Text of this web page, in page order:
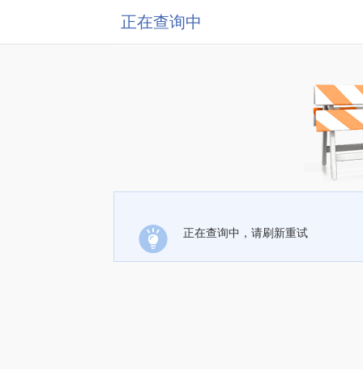
正在查询中
正在查询中，请刷新重试